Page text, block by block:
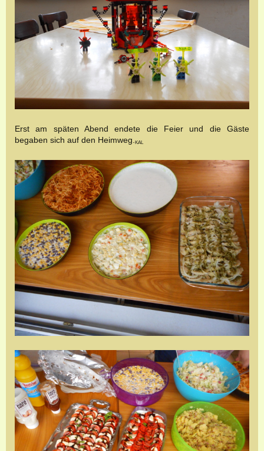
Erst am späten Abend endete die Feier und die Gäste
begaben sich auf den Heimweg.
KAL